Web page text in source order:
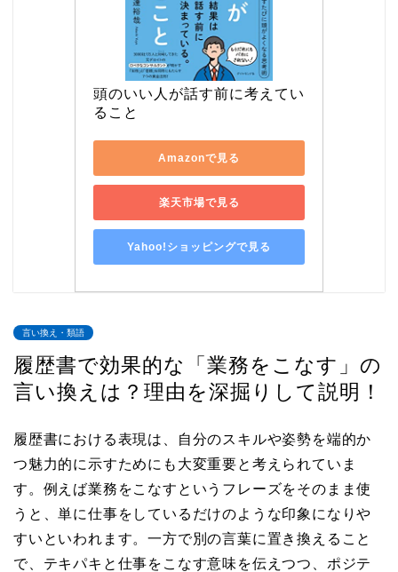
頭のいい人が話す前に考えてい
ること
Amazonで見る
楽天市場で見る
Yahoo!ショッピングで見る
言い換え・類語
履歴書で効果的な「業務をこなす」の
言い換えは？理由を深掘りして説明！
履歴書における表現は、自分のスキルや姿勢を端的か
つ魅力的に示すためにも大変重要と考えられていま
す。例えば業務をこなすというフレーズをそのまま使
うと、単に仕事をしているだけのような印象になりや
すいといわれます。一方で別の言葉に置き換えること
で、テキパキと仕事をこなす意味を伝えつつ、ポジテ